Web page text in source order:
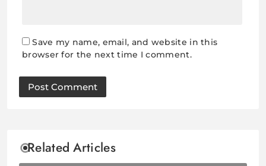
Save my name, email, and website in this
browser for the next time I comment.
Related Articles